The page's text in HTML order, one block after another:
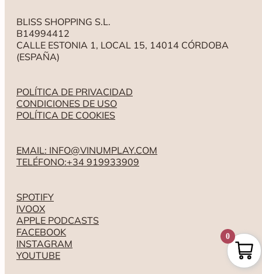
BLISS SHOPPING S.L.
B14994412
CALLE ESTONIA 1, LOCAL 15, 14014 CÓRDOBA
(ESPAÑA)
POLÍTICA DE PRIVACIDAD
CONDICIONES DE USO
POLÍTICA DE COOKIES
EMAIL: INFO@VINUMPLAY.COM
TELÉFONO:+34 919933909
SPOTIFY
IVOOX
APPLE PODCASTS
FACEBOOK
INSTAGRAM
YOUTUBE
0